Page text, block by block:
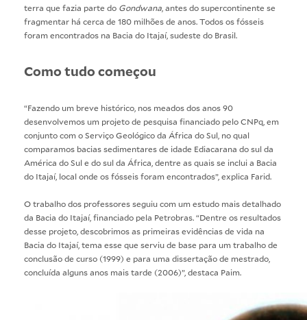
terra que fazia parte do Gondwana , antes do supercontinente se
fragmentar há cerca de 180 milhões de anos. Todos os fósseis
foram encontrados na Bacia do Itajaí, sudeste do Brasil.
Como tudo começou
“Fazendo um breve histórico, nos meados dos anos 90
desenvolvemos um projeto de pesquisa financiado pelo CNPq, em
conjunto com o Serviço Geológico da África do Sul, no qual
comparamos bacias sedimentares de idade Ediacarana do sul da
América do Sul e do sul da África, dentre as quais se inclui a Bacia
do Itajaí, local onde os fósseis foram encontrados”, explica Farid.
O trabalho dos professores seguiu com um estudo mais detalhado
da Bacia do Itajaí, financiado pela Petrobras. “Dentre os resultados
desse projeto, descobrimos as primeiras evidências de vida na
Bacia do Itajaí, tema esse que serviu de base para um trabalho de
conclusão de curso (1999) e para uma dissertação de mestrado,
concluída alguns anos mais tarde (2006)”, destaca Paim.